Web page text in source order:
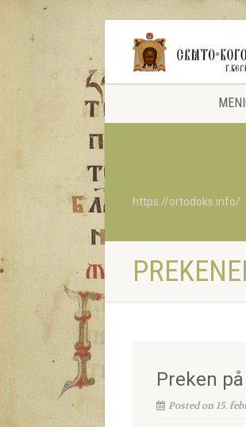
https://ortodoks.info/
Preken
Posted on 15.